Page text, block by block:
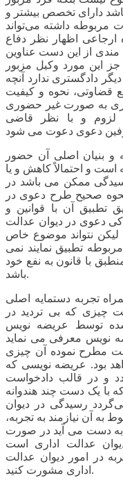
دارای تخصص بیشتر و
مربوطه داشته می‌تواند
اظهار نظر دفاع
مندی از این دست عناوین
این مورد وکیل مزبور
دادگستری ندارد آنچه
قضاوتی، نحوه و کیفیت
به صورت غیر حضوری
لزوم و با نظر قاضی
و بنیان اصلی آن حضور
و احتمالاً کاهش و یا
ممکن می باشد در
صحیح طرح دعوی در
تطبیق آن با قوانین و
دعوی در دیوان عدالت
لیکن نتواند موضوع خاص
تطبیق نمایند نمی
با قانون به نفع خود
باشد.
تجربه دستمایه اصلی
چیزی که بی تردید در
توسط عریضه نویس
نویس معرفی می نماید
مطرح نموده آن چیزی
بود. عریضه نویسی که
و در قالب دادخواست
با یک دست چند هندوانه
رسیدگی در دیوان
به آن نیازمند به تجربه،
به دست می آید در صورت
عدالت اداری است
در امور دیوان عدالت
اداری مشورت کنید.